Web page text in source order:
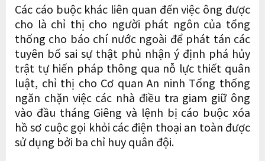
Các cáo buộc khác liên quan đến việc ông được
cho là chỉ thị cho người phát ngôn của tổng
thống cho báo chí nước ngoài để phát tán các
tuyên bố sai sự thật phủ nhận ý định phá hủy
trật tự hiến pháp thông qua nỗ lực thiết quân
luật, chỉ thị cho Cơ quan An ninh Tổng thống
ngăn chặn việc các nhà điều tra giam giữ ông
vào đầu tháng Giêng và lệnh bị cáo buộc xóa
hồ sơ cuộc gọi khỏi các điện thoại an toàn được
sử dụng bởi ba chỉ huy quân đội.